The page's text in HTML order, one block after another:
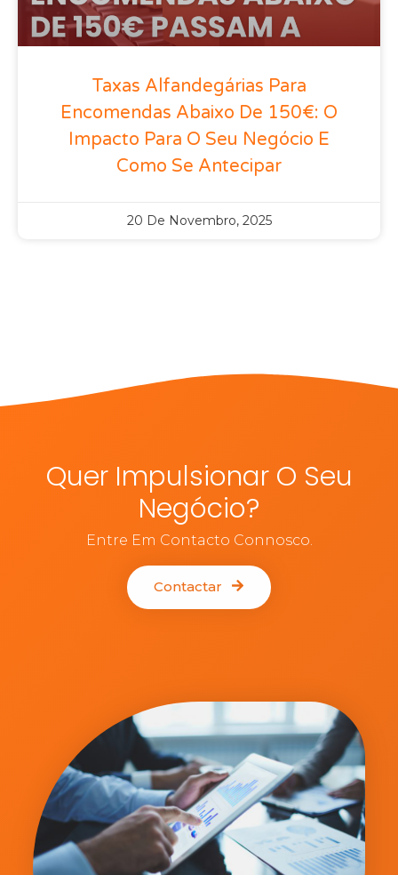
Taxas Alfandegárias Para
Encomendas Abaixo De 150€: O
Impacto Para O Seu Negócio E
Como Se Antecipar
20 De Novembro, 2025
Quer Impulsionar O Seu
Negócio?
Entre Em Contacto Connosco.
Contactar